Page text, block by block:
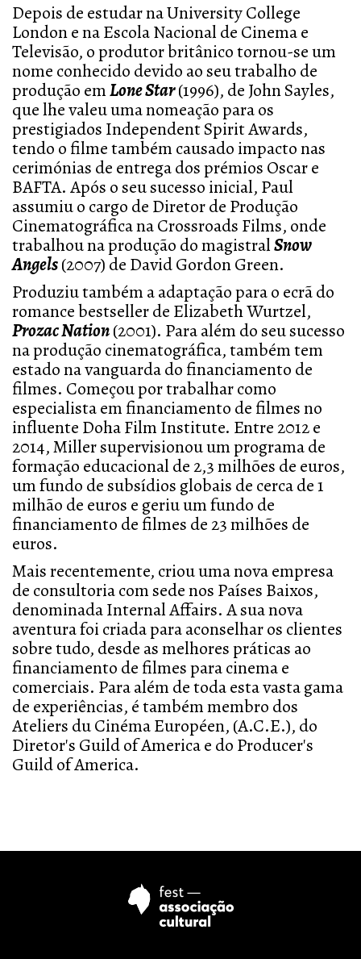
Depois de estudar na University College
London e na Escola Nacional de Cinema e
Televisão, o produtor britânico tornou-se um
nome conhecido devido ao seu trabalho de
produção emLone Star(1996), de John Sayles,
que lhe valeu uma nomeação para os
prestigiados Independent Spirit Awards,
tendo o filme também causado impacto nas
cerimónias de entrega dos prémios Oscar e
BAFTA. Após o seu sucesso inicial, Paul
assumiu o cargo de Diretor de Produção
Cinematográfica na Crossroads Films, onde
trabalhou na produção do magistralSnow
Angels(2007) de David Gordon Green.
Produziu também a adaptação para o ecrã do
romance bestseller de Elizabeth Wurtzel,
Prozac Nation(2001). Para além do seu sucesso
na produção cinematográfica, também tem
estado na vanguarda do financiamento de
filmes. Começou por trabalhar como
especialista em financiamento de filmes no
influente Doha Film Institute. Entre 2012 e
2014, Miller supervisionou um programa de
formação educacional de 2,3 milhões de euros,
um fundo de subsídios globais de cerca de 1
milhão de euros e geriu um fundo de
financiamento de filmes de 23 milhões de
euros.
Mais recentemente, criou uma nova empresa
de consultoria com sede nos Países Baixos,
denominada Internal Affairs. A sua nova
aventura foi criada para aconselhar os clientes
sobre tudo, desde as melhores práticas ao
financiamento de filmes para cinema e
comerciais. Para além de toda esta vasta gama
de experiências, é também membro dos
Ateliers du Cinéma Européen, (A.C.E.), do
Diretor's Guild of America e do Producer's
Guild of America.